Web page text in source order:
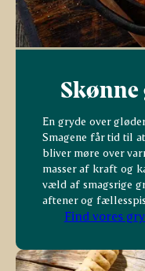
Skønne
En gryde over
Smagene får tid til
bliver møre over
masser af kraft og
væld af smagsrige
aftener og
Find vores